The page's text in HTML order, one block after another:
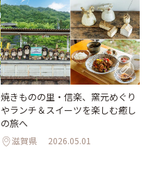
焼きものの里・信楽、窯元めぐり
やランチ＆スイーツを楽しむ癒し
の旅へ
滋賀県 2026.05.01